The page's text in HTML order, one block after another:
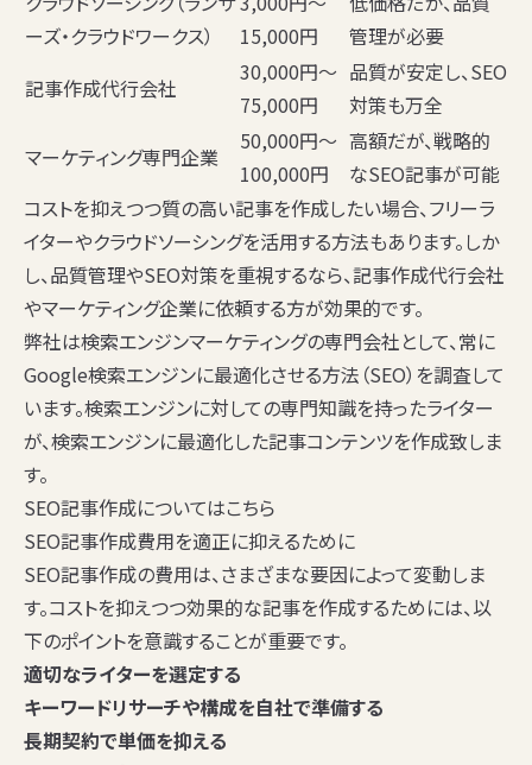
ーズ・クラウドワークス）
15,000円
管理が必要
記事作成代行会社
30,000円〜
75,000円
品質が安定し、SEO
対策も万全
マーケティング専門企業
50,000円〜
100,000円
高額だが、戦略的
なSEO記事が可能
コストを抑えつつ質の高い記事を作成したい場合、フリーラ
イターやクラウドソーシングを活用する方法もあります。しか
し、品質管理やSEO対策を重視するなら、記事作成代行会社
やマーケティング企業に依頼する方が効果的です。
弊社は検索エンジンマーケティングの専門会社として、常に
Google検索エンジンに最適化させる方法（SEO）を調査して
います。検索エンジンに対しての専門知識を持ったライター
が、検索エンジンに最適化した記事コンテンツを作成致しま
す。
SEO記事作成についてはこちら
SEO記事作成費用を適正に抑えるために
SEO記事作成の費用は、さまざまな要因によって変動しま
す。コストを抑えつつ効果的な記事を作成するためには、以
下のポイントを意識することが重要です。
適切なライターを選定する
キーワードリサーチや構成を自社で準備する
長期契約で単価を抑える